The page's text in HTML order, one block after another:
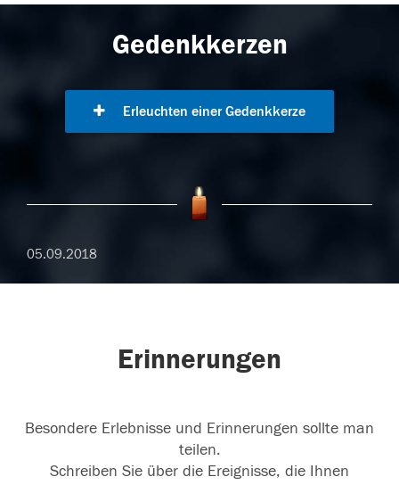
Gedenkkerzen
Erleuchten einer Gedenkkerze
05.09.2018
Erinnerungen
Besondere Erlebnisse und Erinnerungen sollte man
teilen.
Schreiben Sie über die Ereignisse, die Ihnen